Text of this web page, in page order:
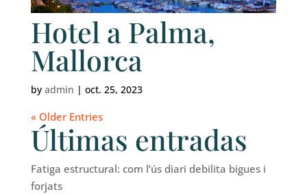
Hotel a Palma,
Mallorca
by admin | oct. 25, 2023
« Older Entries
Últimas entradas
Fatiga estructural: com l’ús diari debilita bigues i
forjats